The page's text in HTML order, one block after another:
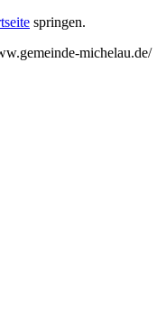
springen.
michelau.de/